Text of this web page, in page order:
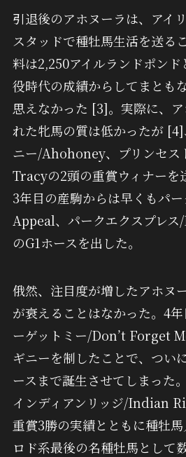
引退後のアホヌーラは、アイ
スタッドで種牡馬生活を送る
料は2,250アイルランドポン
役時代の成績からしてまとも
思えなかった [3]。実際に、
れた牝馬の質は低かったが
ニー/Ahohoney、プリンセ
Tracyの2頭の重賞ウィナーを
3年目の産駒からは早くもパ
Appeal、パークエクスプレ
のG1ホースを出した。
俄然、注目度が増したアホヌ
が衰えることはなかった。4
ーゲットミー/Don’t Forget
ギニーを制したことで、つい
ースまで誕生させてしまった
インディアンリッジ/Indian
重賞3勝の実績とともに種牡
ロド系最後の名種牡馬として